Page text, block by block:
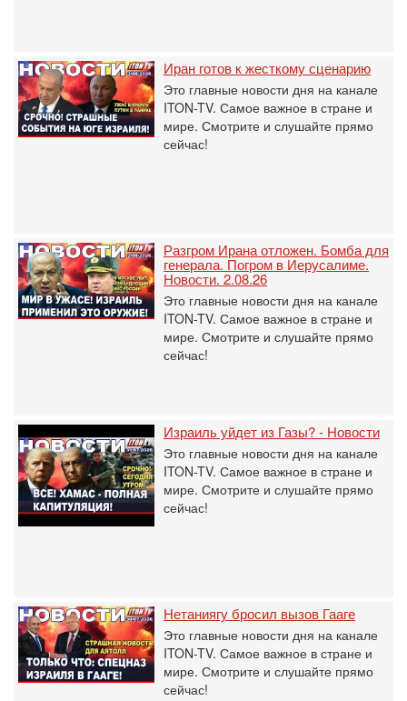
Иран готов к жесткому сценарию
Это главные новости дня на канале
ITON-TV. Самое важное в стране и
мире. Смотрите и слушайте прямо
сейчас!
Разгром Ирана отложен. Бомба для
генерала. Погром в Иерусалиме.
Новости. 2.08.26
Это главные новости дня на канале
ITON-TV. Самое важное в стране и
мире. Смотрите и слушайте прямо
сейчас!
Израиль уйдет из Газы? - Новости
Это главные новости дня на канале
ITON-TV. Самое важное в стране и
мире. Смотрите и слушайте прямо
сейчас!
Нетаниягу бросил вызов Гааге
Это главные новости дня на канале
ITON-TV. Самое важное в стране и
мире. Смотрите и слушайте прямо
сейчас!